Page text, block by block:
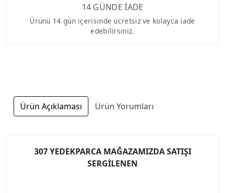
14 GÜNDE İADE
Ürünü 14 gün içerisinde ücretsiz ve kolayca iade
edebilirsiniz.
Ürün Açıklaması Ürün Yorumları
307 YEDEKPARCA MAĞAZAMIZDA SATIŞI
SERGİLENEN